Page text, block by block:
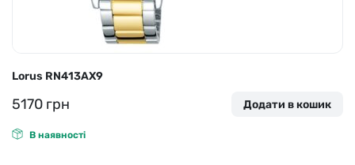
Lorus RN413AX9
5170 грн Додати в кошик
В наявності